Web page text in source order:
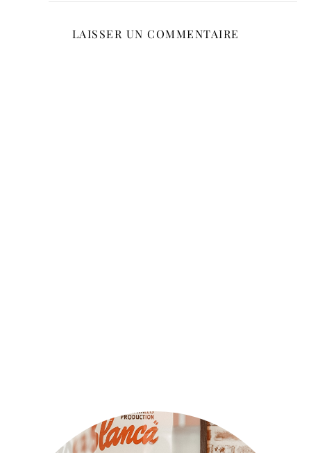
LAISSER UN COMMENTAIRE